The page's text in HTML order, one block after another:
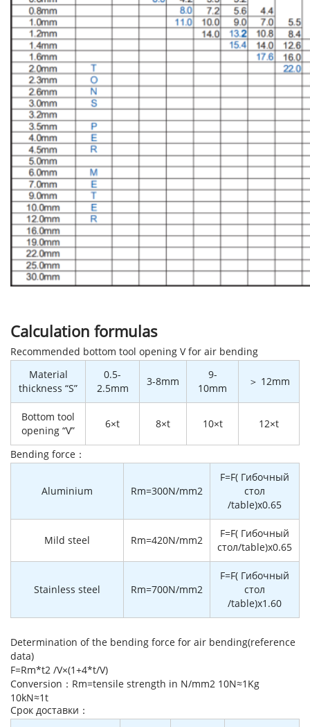
Calculation formulas
Recommended bottom tool opening V for air bending
Material
thickness “S”
0.5-
2.5mm
3-8mm
9-
10mm
＞ 12mm
Bottom tool
opening “V”
6×t 8×t 10×t 12×t
Bending force：
Aluminium Rm=300N/mm2
F=F( Гибочный
стол
/table)x0.65
Mild steel Rm=420N/mm2
F=F( Гибочный
стол/table)x0.65
Stainless steel Rm=700N/mm2
F=F( Гибочный
стол
/table)x1.60
Determination of the bending force for air bending(reference
data)
F=Rm*t2 /V×(1+4*t/V)
Conversion：Rm=tensile strength in N/mm2 10N≈1Kg
10kN≈1t
Cрок доставки：